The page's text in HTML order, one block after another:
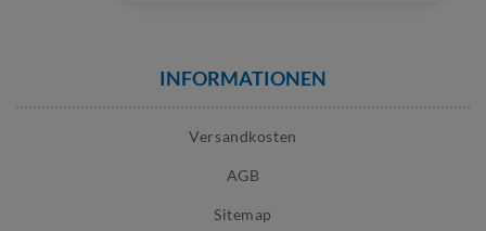
INFORMATIONEN
Versandkosten
AGB
Sitemap